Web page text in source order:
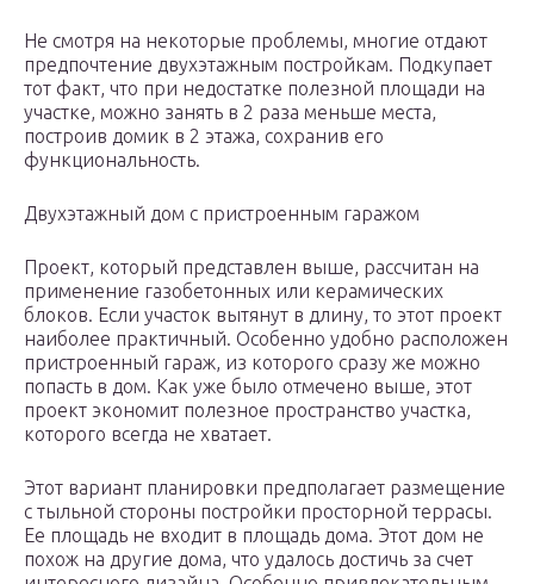
Не смотря на некоторые проблемы, многие отдают
предпочтение двухэтажным постройкам. Подкупает
тот факт, что при недостатке полезной площади на
участке, можно занять в 2 раза меньше места,
построив домик в 2 этажа, сохранив его
функциональность.
Двухэтажный дом с пристроенным гаражом
Проект, который представлен выше, рассчитан на
применение газобетонных или керамических
блоков. Если участок вытянут в длину, то этот проект
наиболее практичный. Особенно удобно расположен
пристроенный гараж, из которого сразу же можно
попасть в дом. Как уже было отмечено выше, этот
проект экономит полезное пространство участка,
которого всегда не хватает.
Этот вариант планировки предполагает размещение
с тыльной стороны постройки просторной террасы.
Ее площадь не входит в площадь дома. Этот дом не
похож на другие дома, что удалось достичь за счет